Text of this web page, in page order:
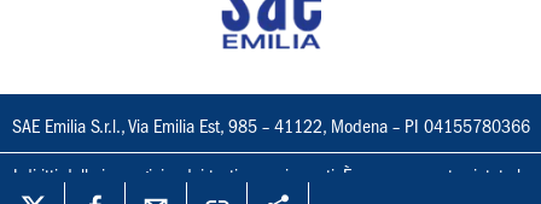
SAE Emilia S.r.l., Via Emilia Est, 985 – 41122, Modena – PI 04155780366
I diritti delle immagini e dei testi sono riservati. È espressamente vietata la